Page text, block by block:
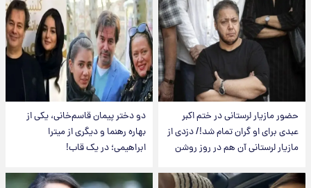
حضور مازیار لرستانی در ختم اکبر
عبدی برای او گران تمام شد!/ دزدی از
مازیار لرستانی آن هم در روز روشن
دو دختر پیمان قاسم‌خانی، یکی از
بهاره رهنما و دیگری از میترا
ابراهیمی؛ در یک قاب!